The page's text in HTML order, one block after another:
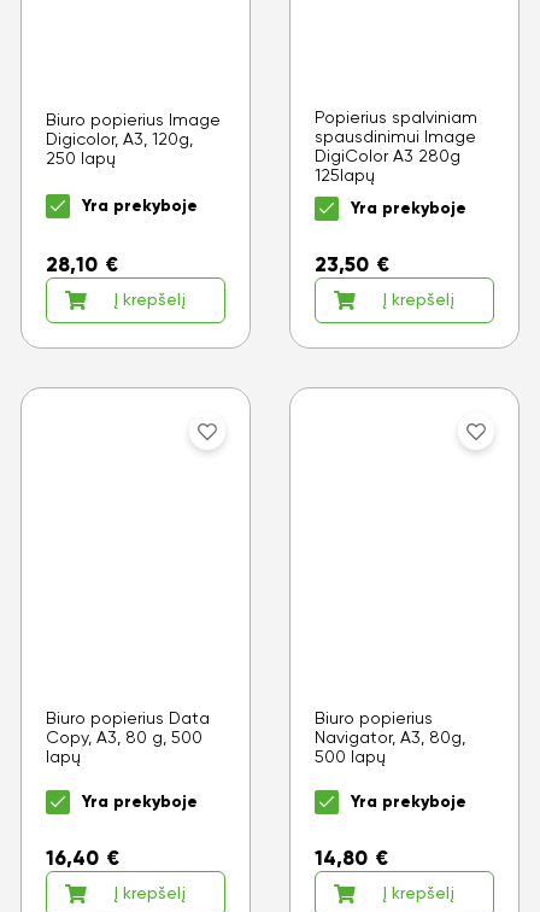
Biuro popierius Image
Digicolor, A3, 120g,
250 lapų
Yra prekyboje
28,10 €
Į krepšelį
Popierius spalviniam
spausdinimui Image
DigiColor A3 280g
125lapų
Yra prekyboje
23,50 €
Į krepšelį
Biuro popierius Data
Copy, A3, 80 g, 500
lapų
Yra prekyboje
16,40 €
Į krepšelį
Biuro popierius
Navigator, A3, 80g,
500 lapų
Yra prekyboje
14,80 €
Į krepšelį